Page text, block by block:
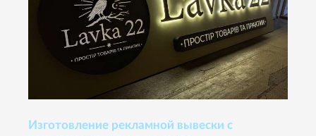
Изготовление рекламной вывески с